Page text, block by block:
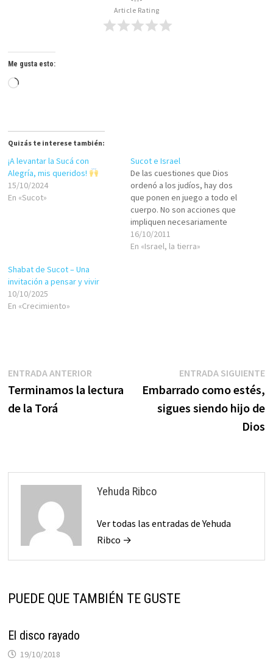
Article Rating
Me gusta esto:
Cargando...
Quizás te interese también:
¡A levantar la Sucá con
Alegría, mis queridos!
15/10/2024
En «Sucot»
Sucot e Israel
De las cuestiones que Dios
ordenó a los judíos, hay dos
que ponen en juego a todo el
cuerpo. No son acciones que
impliquen necesariamente
conciencia, ni estar atentos a
algo en particular, sino
16/10/2011
En «Israel, la tierra»
Shabat de Sucot – Una
invitación a pensar y vivir
10/10/2025
En «Crecimiento»
Navegación
de
ENTRADA ANTERIOREntrada
anterior:
Terminamos la lectura
de la Torá
ENTRADA SIGUIENTE
Embarrado como estés,
sigues siendo hijo de
Dios
Yehuda Ribco
Ver todas las entradas de Yehuda
Ribco →
PUEDE QUE TAMBIÉN TE GUSTE
El disco rayado
19/10/2018